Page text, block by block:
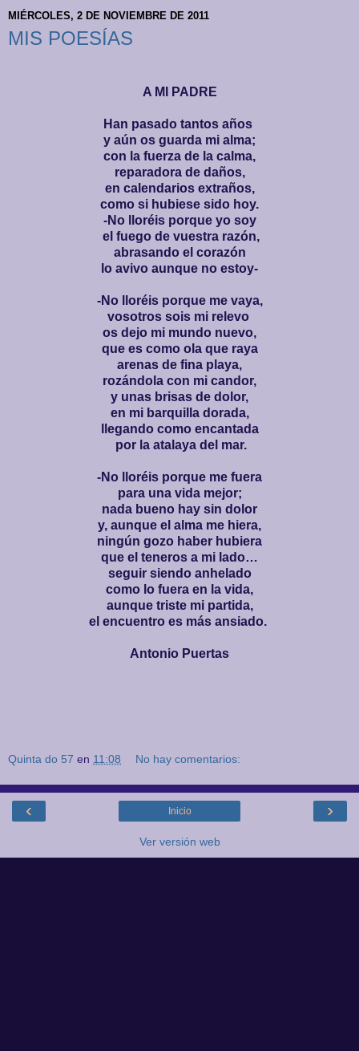
MIÉRCOLES, 2 DE NOVIEMBRE DE 2011
MIS POESÍAS
A MI PADRE
Han pasado tantos años
y aún os guarda mi alma;
con la fuerza de la calma,
reparadora de daños,
en calendarios extraños,
como si hubiese sido hoy.
-No lloréis porque yo soy
el fuego de vuestra razón,
abrasando el corazón
lo avivo aunque no estoy-
-No lloréis porque me vaya,
vosotros sois mi relevo
os dejo mi mundo nuevo,
que es como ola que raya
arenas de fina playa,
rozándola con mi candor,
y unas brisas de dolor,
en mi barquilla dorada,
llegando como encantada
por la atalaya del mar.
-No lloréis porque me fuera
para una vida mejor;
nada bueno hay sin dolor
y, aunque el alma me hiera,
ningún gozo haber hubiera
que el teneros a mi lado…
seguir siendo anhelado
como lo fuera en la vida,
aunque triste mi partida,
el encuentro es más ansiado.
Antonio Puertas
Quinta do 57 en 11:08 No hay comentarios:
‹ ›
Inicio
Ver versión web